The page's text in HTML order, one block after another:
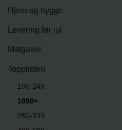
Hjem og hygge
Levering før jul
Matgaver
Topplisten
100-249
1000+
250-399